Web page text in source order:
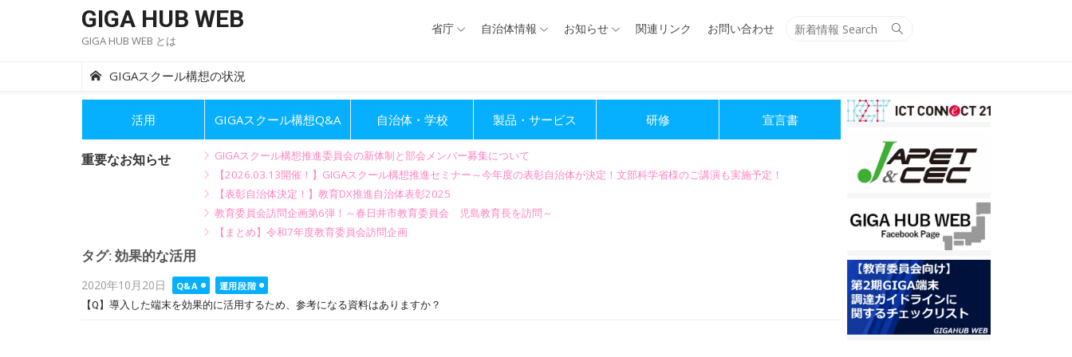
GIGA HUB WEB
GIGA HUB WEB とは
Search
省庁 自治体情報 お知らせ 関連リンク お問い合わせ
GIGAスクール構想の状況
活用 GIGAスクール構想Q&A 自治体・学校 製品・サービス 研修 宣言書
重要なお知らせ
GIGAスクール構想推進委員会の新体制と部会メンバー募集について
【2026.03.13開催！】GIGAスクール構想推進セミナー～今年度の表彰自治体が決定！文部科学省様のご講演も実施予定！
【表彰自治体決定！】教育DX推進自治体表彰2025
教育委員会訪問企画第6弾！～春日井市教育委員会 児島教育長を訪問～
【まとめ】令和7年度教育委員会訪問企画
タグ: 効果的な活用
Posted
on
2020年10月20日 Q&A
運用段階
【Q】導入した端末を効果的に活用するため、参考になる資料はありますか？